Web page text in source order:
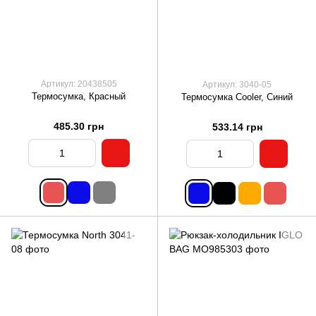
Артикул: 20438505
Термосумка, Красный
485.30 грн
Артикул: 3040-05
Термосумка Cooler, Синий
533.14 грн